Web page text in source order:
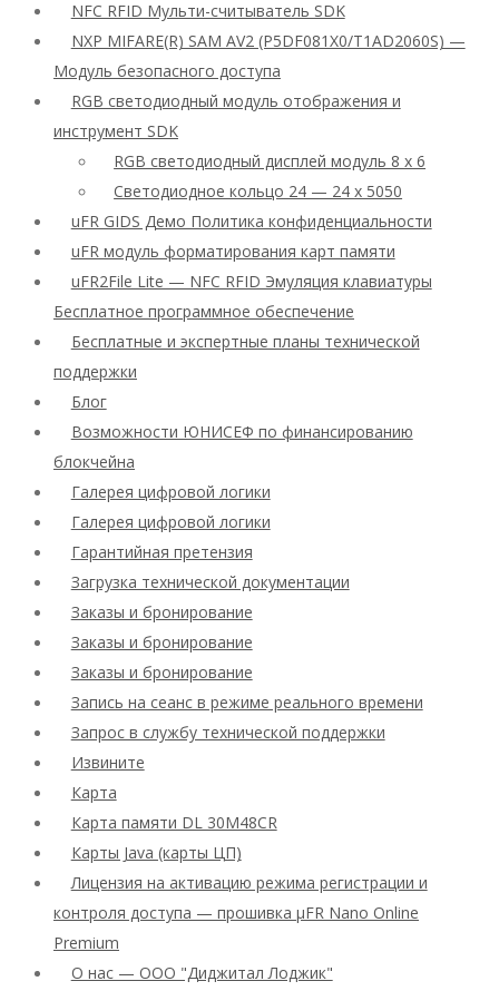
NFC RFID Мульти-считыватель SDK
NXP MIFARE(R) SAM AV2 (P5DF081X0/T1AD2060S) —
Модуль безопасного доступа
RGB светодиодный модуль отображения и
инструмент SDK
RGB светодиодный дисплей модуль 8 x 6
Светодиодное кольцо 24 — 24 x 5050
uFR GIDS Демо Политика конфиденциальности
uFR модуль форматирования карт памяти
uFR2File Lite — NFC RFID Эмуляция клавиатуры
Бесплатное программное обеспечение
Бесплатные и экспертные планы технической
поддержки
Блог
Возможности ЮНИСЕФ по финансированию
блокчейна
Галерея цифровой логики
Галерея цифровой логики
Гарантийная претензия
Загрузка технической документации
Заказы и бронирование
Заказы и бронирование
Заказы и бронирование
Запись на сеанс в режиме реального времени
Запрос в службу технической поддержки
Извините
Карта
Карта памяти DL 30M48CR
Карты Java (карты ЦП)
Лицензия на активацию режима регистрации и
контроля доступа — прошивка μFR Nano Online
Premium
О нас — ООО "Диджитал Лоджик"